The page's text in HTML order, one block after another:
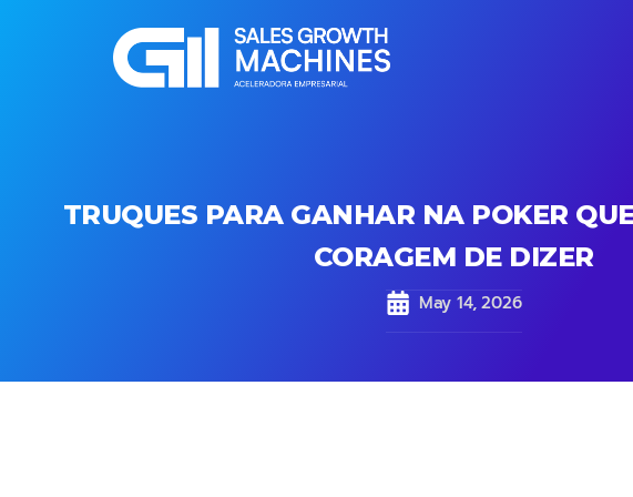
TRUQUES PARA GANHAR NA POKER
CORAGEM DE DIZER
May 14, 2026